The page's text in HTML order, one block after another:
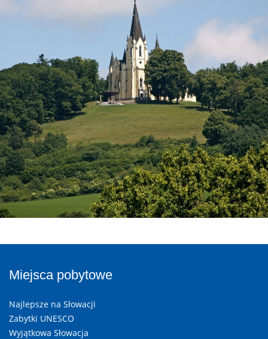
Miejsca pobytowe
Najlepsze na Słowacji
Zabytki UNESCO
Wyjątkowa Słowacja